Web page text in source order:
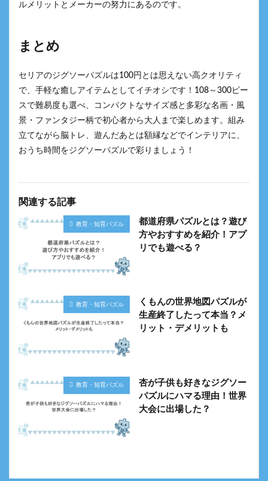
ルメリットとメーカーの努力にあるのです。
まとめ
セリアのジグソーパズルは100円とは思えない高クオリティ
で、手軽な癒しアイテムとしてイチオシです！108～300ピー
スで難易度も選べ、コンパクトなサイズ感と多彩な名画・風
景・ファンタジー柄で初心者から大人まで楽しめます。組み
立てながら脳トレ、遊んだあとは額縁などでインテリアに、
おうち時間をジグソーパズルで彩りましょう！
関連する記事
教育・知育パズル
都道府県パズルとは？遊び
方やおすすめを紹介！アプ
リでも遊べる？
教育・知育パズル
くもんの世界地図パズルが
生産終了したって本当？メ
リット・デメリットも
教育・知育パズル
杏が子供も好きなジグソー
パズルにハマる理由！世界
大会に出場した？